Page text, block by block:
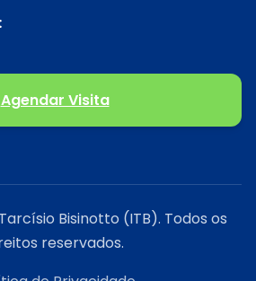
Agendar Visita
Bisinotto (ITB). Todos os
reservados.